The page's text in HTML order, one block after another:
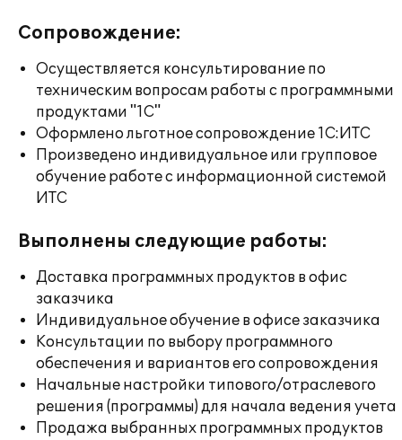
Сопровождение:
Осуществляется консультирование по
техническим вопросам работы с программными
продуктами "1С"
Оформлено льготное сопровождение 1С:ИТС
Произведено индивидуальное или групповое
обучение работе с информационной системой
ИТС
Выполнены следующие работы:
Доставка программных продуктов в офис
заказчика
Индивидуальное обучение в офисе заказчика
Консультации по выбору программного
обеспечения и вариантов его сопровождения
Начальные настройки типового/отраслевого
решения (программы) для начала ведения учета
Продажа выбранных программных продуктов